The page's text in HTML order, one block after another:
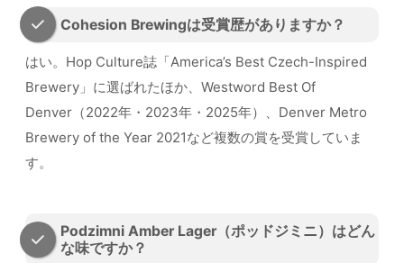
Cohesion Brewingは受賞歴がありますか？
はい。Hop Culture誌「America’s Best Czech-Inspired
Brewery」に選ばれたほか、Westword Best Of
Denver（2022年・2023年・2025年）、Denver Metro
Brewery of the Year 2021など複数の賞を受賞していま
す。
Podzimni Amber Lager（ポッドジミニ）はどん
な味ですか？